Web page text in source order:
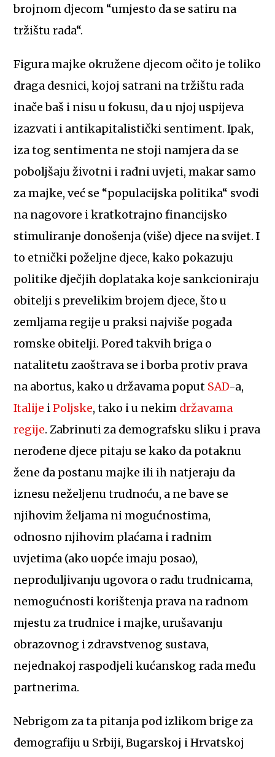
brojnom djecom “umjesto da se satiru na
tržištu rada“.
Figura majke okružene djecom očito je toliko
draga desnici, kojoj satrani na tržištu rada
inače baš i nisu u fokusu, da u njoj uspijeva
izazvati i antikapitalistički sentiment. Ipak,
iza tog sentimenta ne stoji namjera da se
poboljšaju životni i radni uvjeti, makar samo
za majke, već se “populacijska politika“ svodi
na nagovore i kratkotrajno financijsko
stimuliranje donošenja (više) djece na svijet. I
to etnički poželjne djece, kako pokazuju
politike dječjih doplataka koje sankcioniraju
obitelji s prevelikim brojem djece, što u
zemljama regije u praksi najviše pogađa
romske obitelji. Pored takvih briga o
natalitetu zaoštrava se i borba protiv prava
na abortus, kako u državama poput SAD-a,
Italije iPoljske, tako i u nekim državama
regije. Zabrinuti za demografsku sliku i prava
nerođene djece pitaju se kako da potaknu
žene da postanu majke ili ih natjeraju da
iznesu neželjenu trudnoću, a ne bave se
njihovim željama ni mogućnostima,
odnosno njihovim plaćama i radnim
uvjetima (ako uopće imaju posao),
neproduljivanju ugovora o radu trudnicama,
nemogućnosti korištenja prava na radnom
mjestu za trudnice i majke, urušavanju
obrazovnog i zdravstvenog sustava,
nejednakoj raspodjeli kućanskog rada među
partnerima.
Nebrigom za ta pitanja pod izlikom brige za
demografiju u Srbiji, Bugarskoj i Hrvatskoj